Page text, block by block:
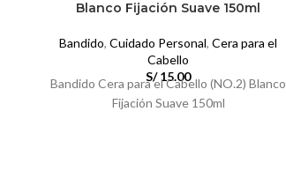
Blanco Fijación Suave 150ml
Bandido, Cuidado Personal, Cera para el
Cabello
S/15.00
Bandido Cera para el Cabello (NO.2) Blanco
Fijación Suave 150ml